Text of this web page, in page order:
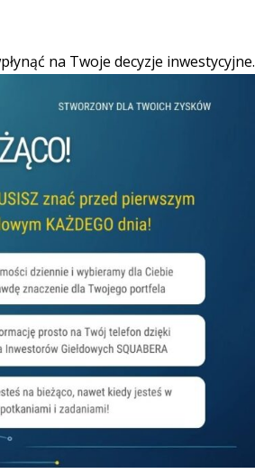
na Twoje decyzje inwestycyjne.